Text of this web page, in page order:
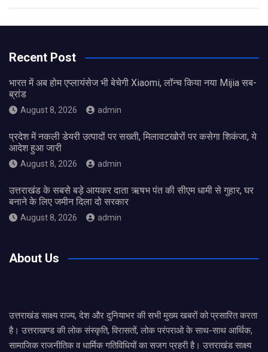
Recent Post
भारत में अब होम एप्लायंसेज भी बेचेगी Xiaomi, लॉन्च किया नया Mijia सब-
ब्रांड
August 8, 2026 admin
प्रदेश में नकली डेयरी उत्पादों पर सख्ती, मिलावटखोरों पर कसेगा शिकंजा, ये
आदेश हुआ जारी
August 8, 2026 admin
उत्तराखंड के सबसे बड़े आयकर दाता ऋषभ पंत की सीएम धामी से गुहार, घर
बनाने के लिए जमीन दिला दो सरकार
August 8, 2026 admin
About Us
उत्तराखंड साक्ष्य राज्य, देश और दुनियाभर की सभी मुख्य खबरों को प्रसारित करता
है। उत्तराखण्ड की लोक संस्कृति, विरासतों, लोक परंपराओ के साथ-साथ आर्थिक,
सामाजिक राजनीतिक व धार्मिक गतिविधियों का सजग प्रहरी है। उत्तराखंड साक्ष्य